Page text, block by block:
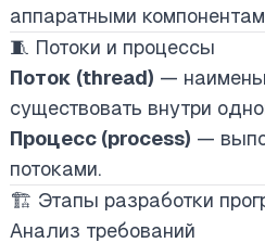
аппаратными
🧵 Потоки и процессы
Поток (thread) —
существовать внутри
Процесс (process) —
потоками.
🏗️ Этапы разработки
Анализ требований